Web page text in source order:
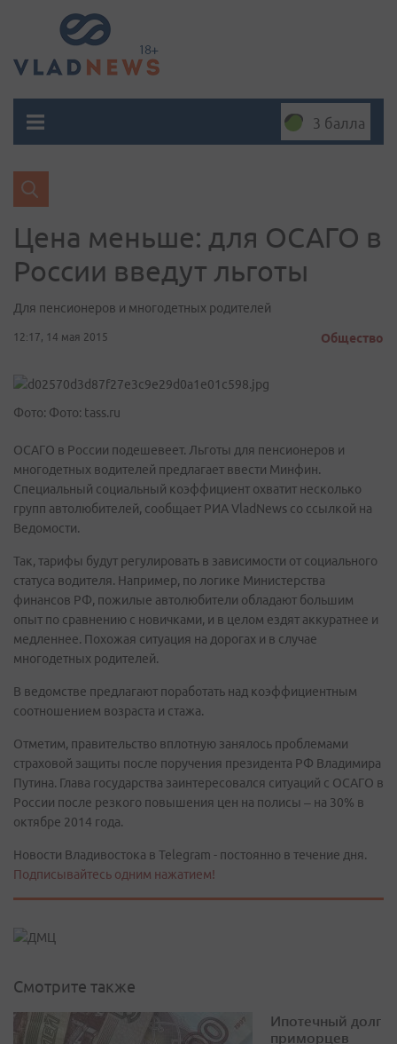
3 балла
Цена меньше: для ОСАГО в
России введут льготы
Для пенсионеров и многодетных родителей
12:17, 14 мая 2015 Общество
Фото: Фото: tass.ru
ОСАГО в России подешевеет. Льготы для пенсионеров и
многодетных водителей предлагает ввести Минфин.
Специальный социальный коэффициент охватит несколько
групп автолюбителей, сообщает РИА VladNews со ссылкой на
Ведомости.
Так, тарифы будут регулировать в зависимости от социального
статуса водителя. Например, по логике Министерства
финансов РФ, пожилые автолюбители обладают большим
опыт по сравнению с новичками, и в целом ездят аккуратнее и
медленнее. Похожая ситуация на дорогах и в случае
многодетных родителей.
В ведомстве предлагают поработать над коэффициентным
соотношением возраста и стажа.
Отметим, правительство вплотную занялось проблемами
страховой защиты после поручения президента РФ Владимира
Путина. Глава государства заинтересовался ситуаций с ОСАГО в
России после резкого повышения цен на полисы – на 30% в
октябре 2014 года.
Новости Владивостока в Telegram - постоянно в течение дня.
Подписывайтесь одним нажатием!
Смотрите также
Ипотечный долг
приморцев